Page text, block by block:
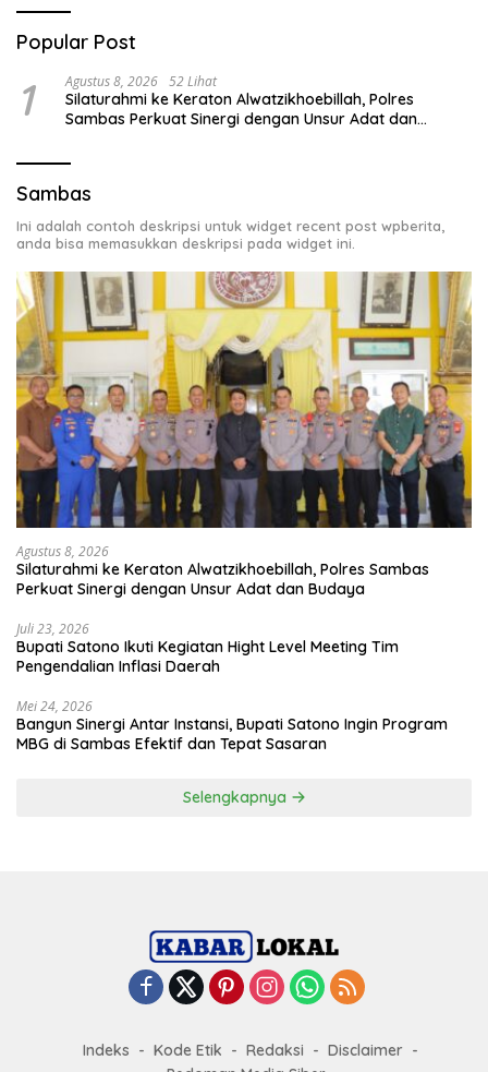
Popular Post
1 Agustus 8, 2026 52 Lihat
Silaturahmi ke Keraton Alwatzikhoebillah, Polres
Sambas Perkuat Sinergi dengan Unsur Adat dan
Sambas
Ini adalah contoh deskripsi untuk widget recent post wpberita,
anda bisa memasukkan deskripsi pada widget ini.
Agustus 8, 2026
Silaturahmi ke Keraton Alwatzikhoebillah, Polres Sambas
Perkuat Sinergi dengan Unsur Adat dan Budaya
Juli 23, 2026
Bupati Satono Ikuti Kegiatan Hight Level Meeting Tim
Pengendalian Inflasi Daerah
Mei 24, 2026
Bangun Sinergi Antar Instansi, Bupati Satono Ingin Program
MBG di Sambas Efektif dan Tepat Sasaran
Selengkapnya
Indeks Kode Etik Redaksi
Disclaimer